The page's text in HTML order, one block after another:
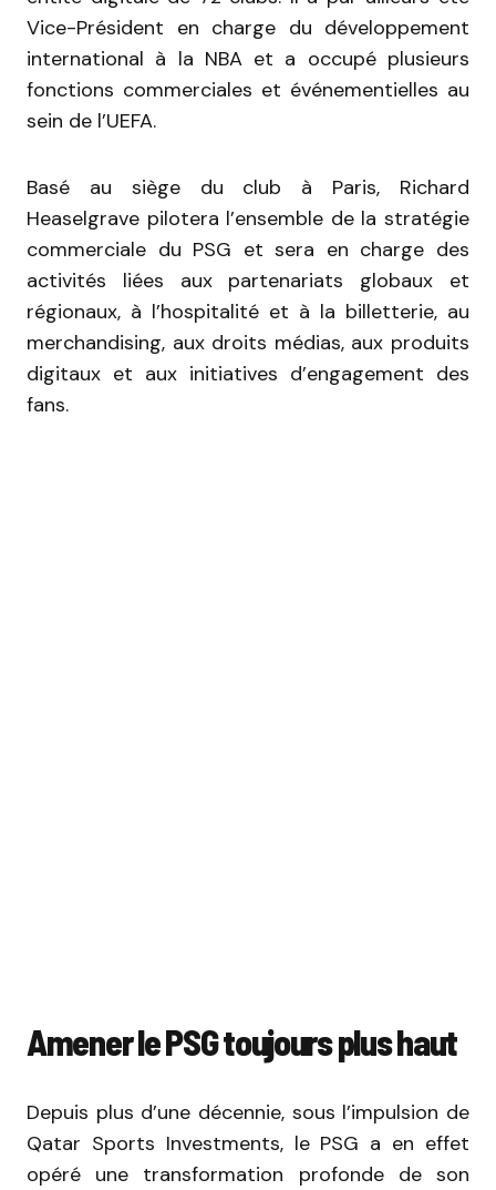
Vice-Président en charge du développement
international à la NBA et a occupé plusieurs
fonctions commerciales et événementielles au
sein de l’UEFA.
Basé au siège du club à Paris, Richard
Heaselgrave pilotera l’ensemble de la stratégie
commerciale du PSG et sera en charge des
activités liées aux partenariats globaux et
régionaux, à l’hospitalité et à la billetterie, au
merchandising, aux droits médias, aux produits
digitaux et aux initiatives d’engagement des
fans.
Amener le PSG toujours plus haut
Depuis plus d’une décennie, sous l’impulsion de
Qatar Sports Investments, le PSG a en effet
opéré une transformation profonde de son